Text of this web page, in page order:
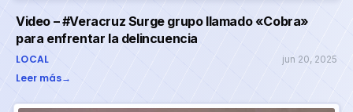
Video – #Veracruz Surge grupo llamado «Cobra»
para enfrentar la delincuencia
LOCAL jun 20, 2025
Leer más→